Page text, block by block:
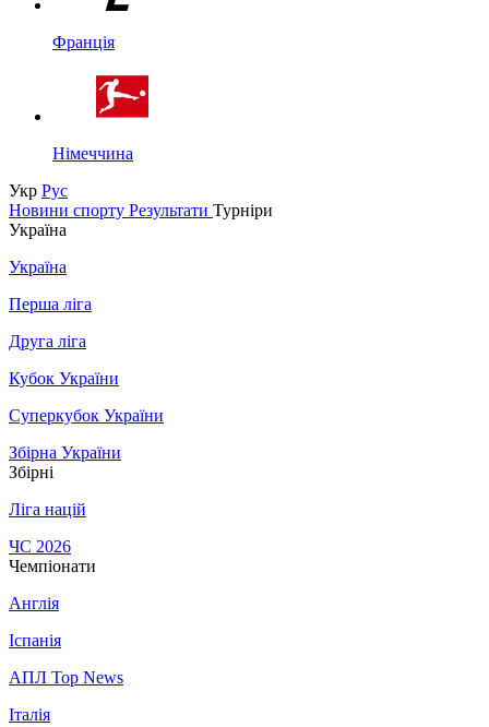
Франція
Німеччина
Укр Рус
Новини спорту Результати Турніри
Україна
Україна
Перша ліга
Друга ліга
Кубок України
Суперкубок України
Збірна України
Збірні
Ліга націй
ЧС 2026
Чемпіонати
Англія
Іспанія
АПЛ Top News
Італія